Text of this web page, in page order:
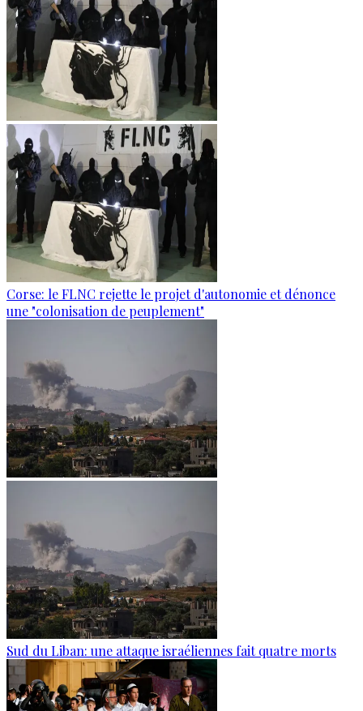
Corse: le FLNC rejette le projet d'autonomie et dénonce
une "colonisation de peuplement"
Sud du Liban: une attaque israéliennes fait quatre morts